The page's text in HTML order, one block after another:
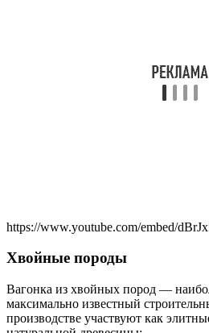
https://www.youtube.com/embed/
Хвойные породы
Вагонка из хвойных пород —
максимально известный
производстве участвуют как